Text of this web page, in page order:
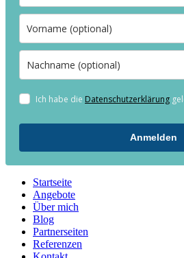
Ich habe die Datenschutzerklärung
Anmelden
Startseite
Angebote
Über mich
Blog
Partnerseiten
Referenzen